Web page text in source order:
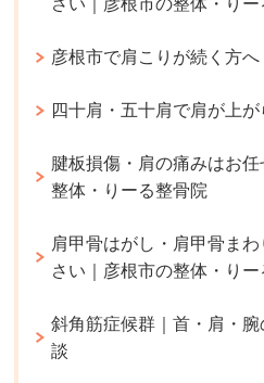
彦根市で肩こりが続く方へ
四十肩・五十肩で肩が上
腱板損傷・肩の痛みはお
整体・りーる整骨院
肩甲骨はがし・肩甲骨ま
さい｜彦根市の整体・りー
斜角筋症候群｜首・肩・
談